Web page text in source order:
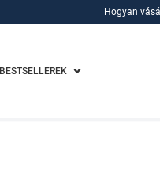
Hogyan
BESTSELLEREK